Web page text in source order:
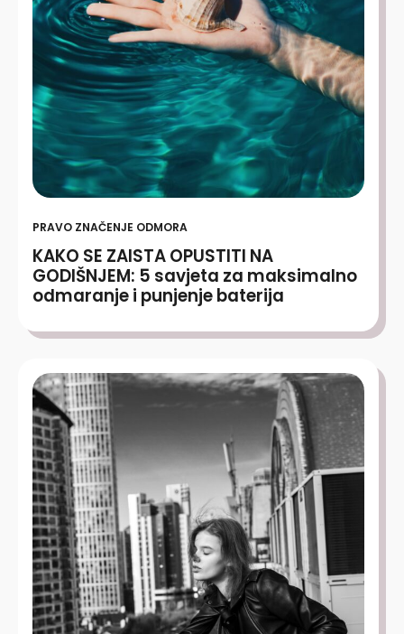
PRAVO ZNAČENJE ODMORA
KAKO SE ZAISTA OPUSTITI NA
GODIŠNJEM: 5 savjeta za maksimalno
odmaranje i punjenje baterija